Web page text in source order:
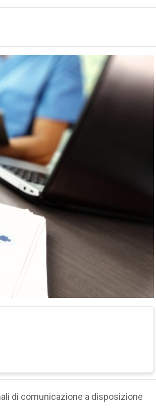
di comunicazione a disposizione
dati personali